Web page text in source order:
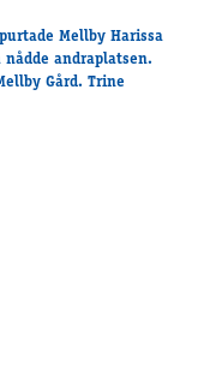
Mellby Harissa
andraplatsen.
Gård. Trine